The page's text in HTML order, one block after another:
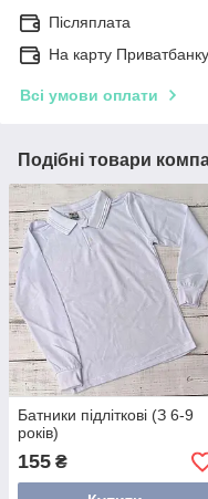
Післяплата
На карту Приватбанку
Всі умови оплати
Подібні товари
Батники підліткові (З 6-9
років)
155 ₴